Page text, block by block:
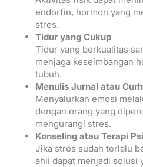
endorfin, hormon yang
stres.
Tidur yang Cukup
Tidur yang berkualitas
menjaga keseimbangan
tubuh.
Menulis Jurnal atau
Menyalurkan emosi
dengan orang yang
mengurangi stres.
Konseling atau Terapi
Jika stres sudah terlalu
ahli dapat menjadi solusi